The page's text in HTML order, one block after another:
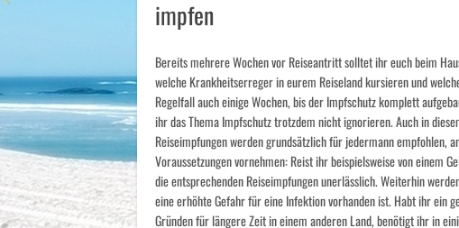
impfen
Bereits mehrere Wochen vor Reiseantritt solltet ihr euch beim
welche Krankheitserreger in eurem Reiseland kursieren und
Regelfall auch einige Wochen, bis der Impfschutz komplett
ihr das Thema Impfschutz trotzdem nicht ignorieren. Auch in
Reiseimpfungen werden grundsätzlich für jedermann empfohlen,
Voraussetzungen vornehmen: Reist ihr beispielsweise von einem
die entsprechenden Reiseimpfungen unerlässlich. Weiterhin
eine erhöhte Gefahr für eine Infektion vorhanden ist. Habt ihr ein
Gründen für längere Zeit in einem anderen Land, benötigt ihr in